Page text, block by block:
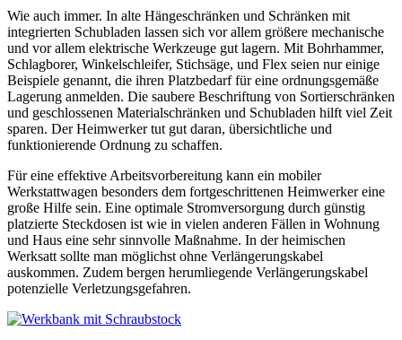
Wie auch immer. In alte Hängeschränken und Schränken mit
integrierten Schubladen lassen sich vor allem größere mechanische
und vor allem elektrische Werkzeuge gut lagern. Mit Bohrhammer,
Schlagborer, Winkelschleifer, Stichsäge, und Flex seien nur einige
Beispiele genannt, die ihren Platzbedarf für eine ordnungsgemäße
Lagerung anmelden. Die saubere Beschriftung von Sortierschränken
und geschlossenen Materialschränken und Schubladen hilft viel Zeit
sparen. Der Heimwerker tut gut daran, übersichtliche und
funktionierende Ordnung zu schaffen.
Für eine effektive Arbeitsvorbereitung kann ein mobiler
Werkstattwagen besonders dem fortgeschrittenen Heimwerker eine
große Hilfe sein. Eine optimale Stromversorgung durch günstig
platzierte Steckdosen ist wie in vielen anderen Fällen in Wohnung
und Haus eine sehr sinnvolle Maßnahme. In der heimischen
Werksatt sollte man möglichst ohne Verlängerungskabel
auskommen. Zudem bergen herumliegende Verlängerungskabel
potenzielle Verletzungsgefahren.